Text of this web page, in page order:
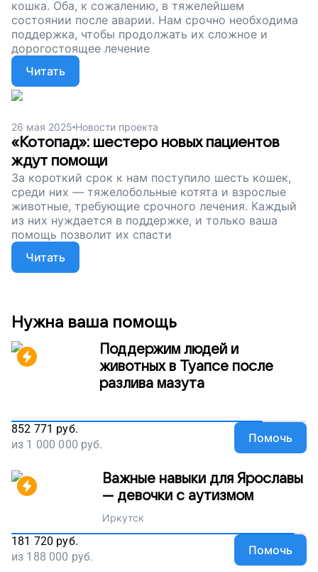
кошка. Оба, к сожалению, в тяжелейшем
состоянии после аварии. Нам срочно необходима
поддержка, чтобы продолжать их сложное и
дорогостоящее лечение
Читать
26 мая 2025 Новости проекта
«Котопад»: шестеро новых пациентов
ждут помощи
За короткий срок к нам поступило шесть кошек,
среди них — тяжелобольные котята и взрослые
животные, требующие срочного лечения. Каждый
из них нуждается в поддержке, и только ваша
помощь позволит их спасти
Читать
Нужна ваша помощь
Поддержим людей и
животных в Туапсе после
разлива мазута
852 771 руб.
из 1 000 000 руб. Помочь
Важные навыки для Ярославы
— девочки с аутизмом
Иркутск
181 720 руб.
из 188 000 руб. Помочь